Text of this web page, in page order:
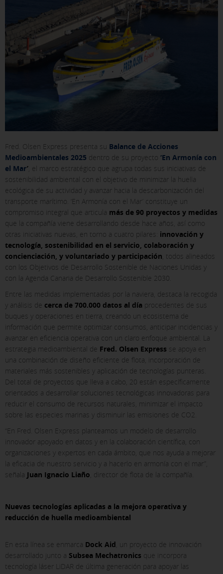
Fred. Olsen Express presenta su Balance de Acciones
Medioambientales 2025 dentro de su proyecto ‘En Armonía con
el Mar’, el marco estratégico que agrupa todas sus iniciativas de
sostenibilidad ambiental con el objetivo de minimizar la huella
ecológica de su actividad y avanzar hacia la descarbonización del
transporte marítimo. ‘En Armonía con el Mar’ constituye un
compromiso integral que articula más de 90 proyectos y medidas
que la compañía viene desarrollando desde hace años, así como
otras iniciativas nuevas, en torno a cuatro pilares: innovación y
tecnología, sostenibilidad en el servicio, colaboración y
concienciación, y voluntariado y participación, todos alineados
con los Objetivos de Desarrollo Sostenible de Naciones Unidas y
con la Agenda Canaria de Desarrollo Sostenible 2030.
Entre las medidas implementadas por la naviera, destaca la recogida
y análisis de cerca de 700.000 datos al día procedentes de sus
buques y operaciones en tierra, creando un ecosistema de
información que permite optimizar consumos, anticipar incidencias y
avanzar en eficiencia operativa con un claro enfoque ambiental. La
estrategia medioambiental de Fred. Olsen Express se apoya en
una combinación de diseño eficiente de flota, incorporación de
materiales más sostenibles y aplicación de tecnologías punteras.
Del total de proyectos que lleva a cabo, 20 están específicamente
orientados a desarrollar soluciones tecnológicas innovadoras para
reducir el consumo de recursos naturales, minimizar el impacto
sobre las especies marinas y disminuir las emisiones de CO2.
“En Fred. Olsen Express planteamos un modelo de desarrollo
innovador apoyado en datos y en la colaboración científica, con
organizaciones y expertos en cada ámbito, que nos ayuda a mejorar
la eficacia de nuestro servicio y a hacerlo en armonía con el mar”,
señala Juan Ignacio Liaño, director de flota de la compañía.
Nuevas tecnologías aplicadas a la mejora operativa y
reducción de huella medioambiental
En esta línea se enmarca Dock Aid, un proyecto de innovación
desarrollado junto a Subsea Mechatronics que incorpora
tecnología láser LiDAR de última generación para apoyar las
ACEPTAR TODAS